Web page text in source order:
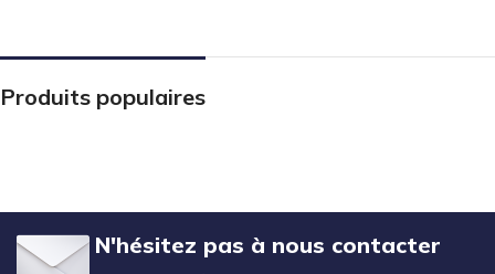
Produits populaires
N'hésitez pas à nous contacter